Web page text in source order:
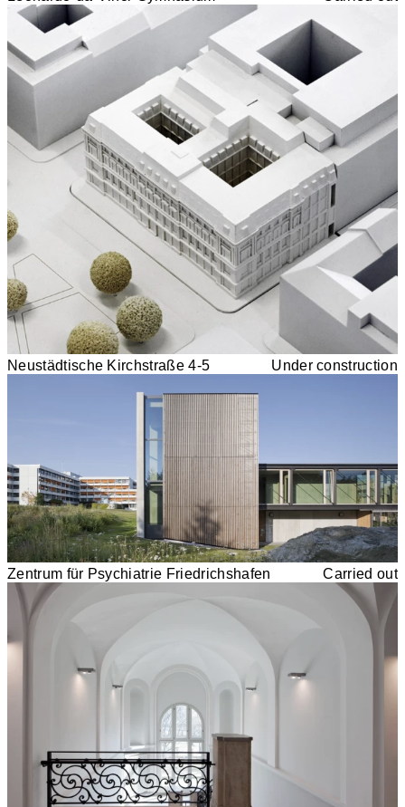
Neustädtische Kirchstraße 4-5 Under construction
Zentrum für Psychiatrie Friedrichshafen Carried out